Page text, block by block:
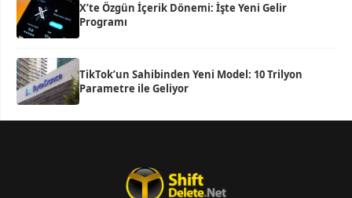
X’te Özgün İçerik Dönemi: İşte Yeni Gelir
Programı
TikTok’un Sahibinden Yeni Model: 10 Trilyon
Parametre ile Geliyor